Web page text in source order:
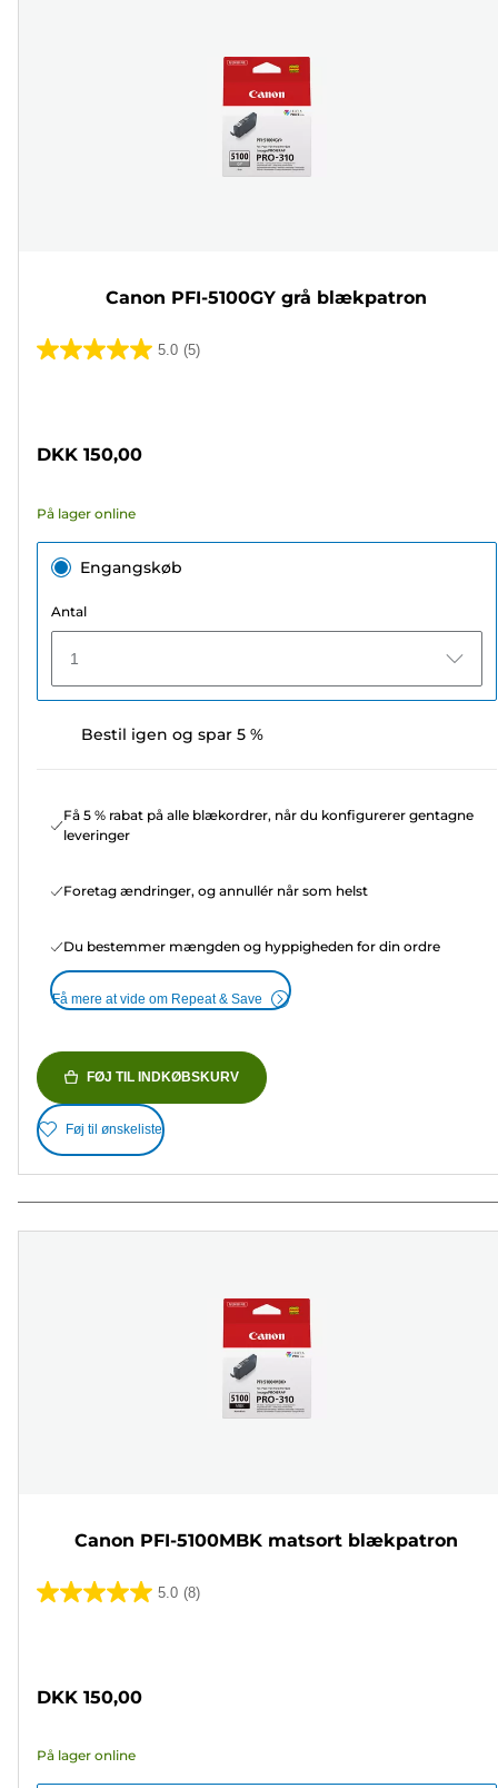
Canon PFI-5100GY grå blækpatron
5.0 (5)
5.0
stjerner.
anmeldelser
DKK 150,00
På lager online
Engangskøb
Antal
1
Bestil igen og spar 5 %
Få 5 % rabat på alle blækordrer, når du konfigurerer gentagne
leveringer
Foretag ændringer, og annullér når som helst
Du bestemmer mængden og hyppigheden for din ordre
Få mere at vide om Repeat & Save
FØJ TIL INDKØBSKURV
Føj til ønskeliste
Canon PFI-5100MBK matsort blækpatron
5.0 (8)
5.0
stjerner.
anmeldelser
DKK 150,00
På lager online